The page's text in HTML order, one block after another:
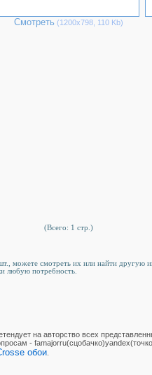
Смотреть (1200х798, 110 Kb)
(Всего: 1 стр.)
можете смотреть их или найти другую
любую потребность.
на авторство всех
-
обои